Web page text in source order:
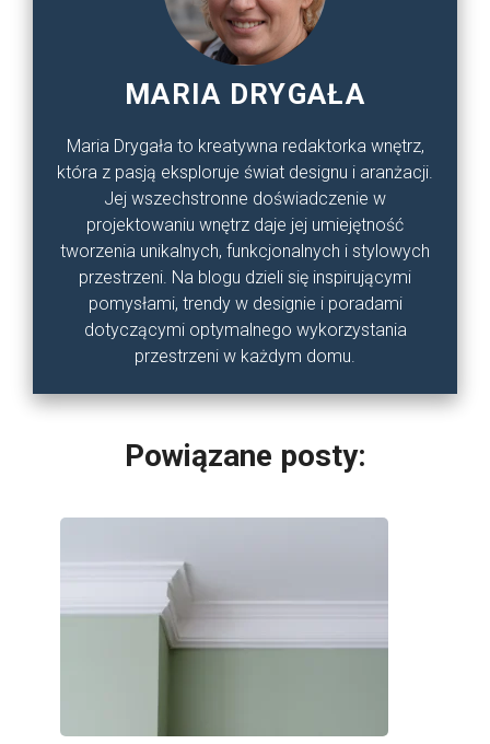
MARIA DRYGAŁA
Maria Drygała to kreatywna redaktorka wnętrz,
która z pasją eksploruje świat designu i aranżacji.
Jej wszechstronne doświadczenie w
projektowaniu wnętrz daje jej umiejętność
tworzenia unikalnych, funkcjonalnych i stylowych
przestrzeni. Na blogu dzieli się inspirującymi
pomysłami, trendy w designie i poradami
dotyczącymi optymalnego wykorzystania
przestrzeni w każdym domu.
Powiązane posty: